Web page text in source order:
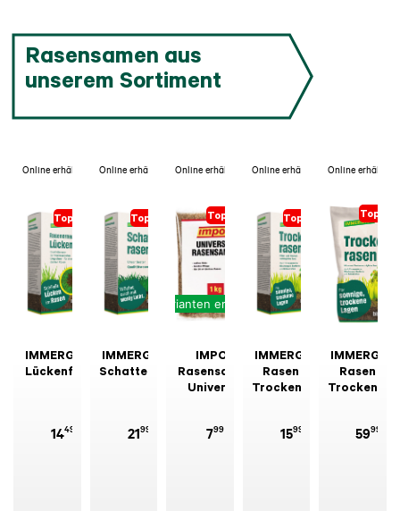
Rasensamen aus
unserem Sortiment
Online erhältlich
Topseller
IMMERGRÜN
Lückenfüller
1449
Online erhältlich
Topseller
IMMERGRÜN
Schattenrasen
2199
Online erhältlich
Topseller
Varianten erhältlich
IMPOS
Rasensamen
Universal
799
Online erhältlich
Topseller
IMMERGRÜN
Rasen für
Trockenlagen
1599
Online erhältlich
Rasen für
5999